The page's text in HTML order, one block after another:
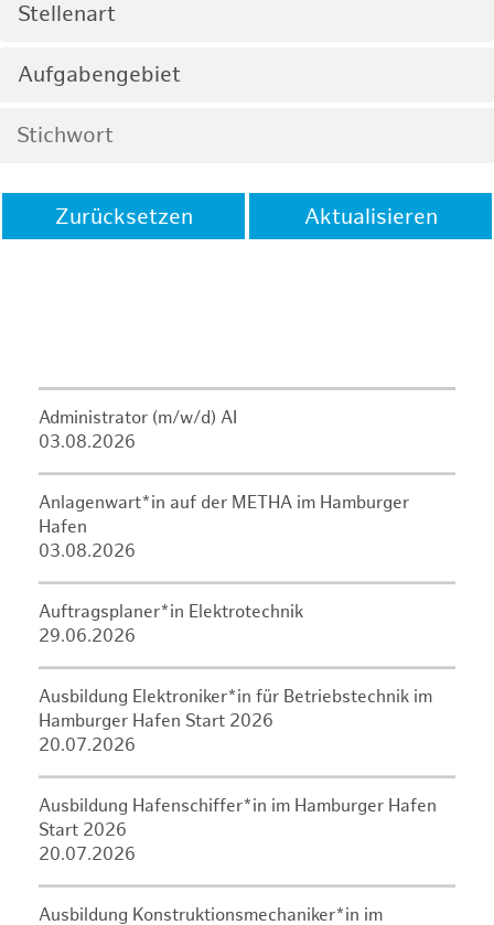
Stellenart
Aufgabengebiet
Zurücksetzen Aktualisieren
Administrator (m/w/d) AI
03.08.2026
Anlagenwart*in auf der METHA im Hamburger
Hafen
03.08.2026
Auftragsplaner*in Elektrotechnik
29.06.2026
Ausbildung Elektroniker*in für Betriebstechnik im
Hamburger Hafen Start 2026
20.07.2026
Ausbildung Hafenschiffer*in im Hamburger Hafen
Start 2026
20.07.2026
Ausbildung Konstruktionsmechaniker*in im